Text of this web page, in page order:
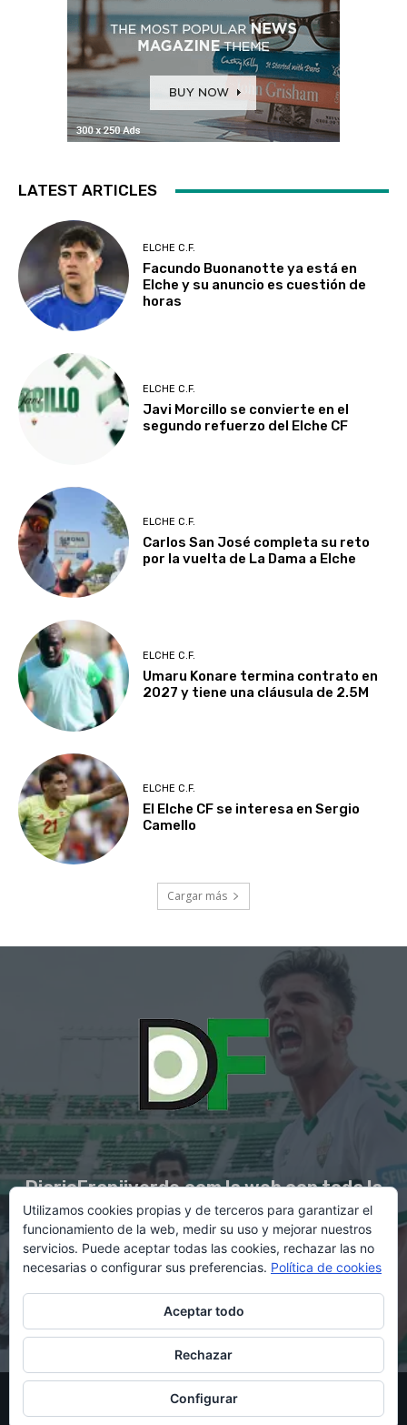
LATEST ARTICLES
ELCHE C.F.
Facundo Buonanotte ya está en
Elche y su anuncio es cuestión de
horas
ELCHE C.F.
Javi Morcillo se convierte en el
segundo refuerzo del Elche CF
ELCHE C.F.
Carlos San José completa su reto
por la vuelta de La Dama a Elche
ELCHE C.F.
Umaru Konare termina contrato en
2027 y tiene una cláusula de 2.5M
ELCHE C.F.
El Elche CF se interesa en Sergio
Camello
Cargar más
DiarioFranjiverde.com la web con toda la
información del Elche C.F.
Contacto en:diario@franjiverde.com
© Copyright 2021 - Gestión y diseño por Rubén Maestre
Política de cookies Política de privacidad
Utilizamos cookies propias y de terceros para garantizar el
funcionamiento de la web, medir su uso y mejorar nuestros
servicios. Puede aceptar todas las cookies, rechazar las no
necesarias o configurar sus preferencias. Política de cookies
Aceptar todo
Rechazar
Configurar